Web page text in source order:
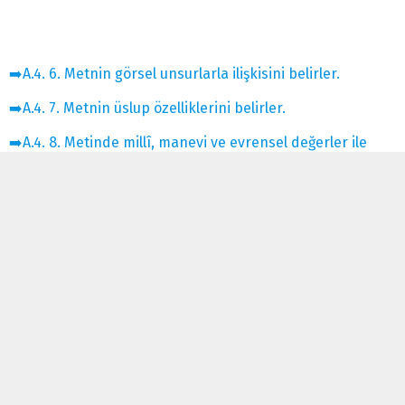
➡️A.4. 6. Metnin görsel unsurlarla ilişkisini belirler.
➡️A.4. 7. Metnin üslup özelliklerini belirler.
➡️A.4. 8. Metinde millî, manevi ve evrensel değerler ile